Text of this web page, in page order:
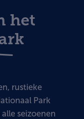
het
rustieke
Park
seizoenen